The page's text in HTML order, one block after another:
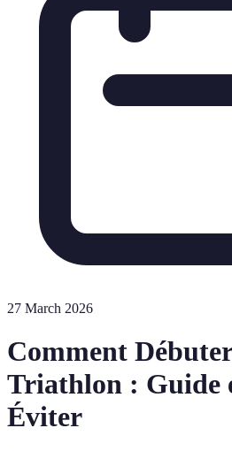
27 March 2026
Comment
Triathlon : Guide
Éviter